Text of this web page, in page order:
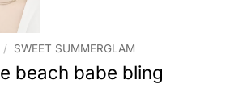
/ SWEET SUMMERGLAM
beach babe bling